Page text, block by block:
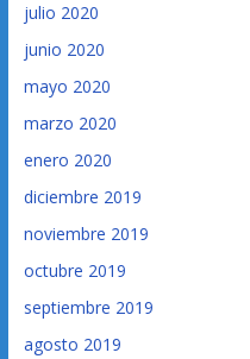
julio 2020
junio 2020
mayo 2020
marzo 2020
enero 2020
diciembre 2019
noviembre 2019
octubre 2019
septiembre 2019
agosto 2019